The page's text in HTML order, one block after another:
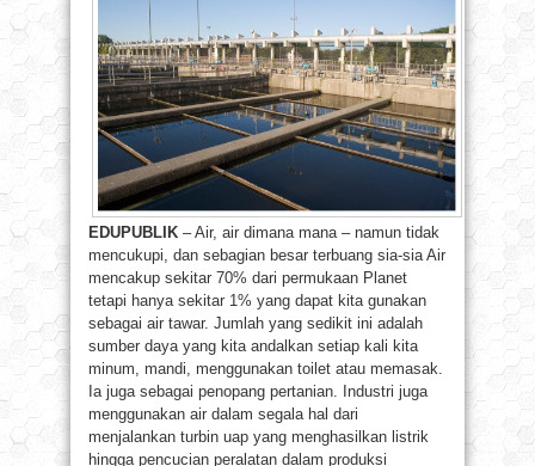
EDUPUBLIK – Air, air dimana mana – namun tidak
mencukupi, dan sebagian besar terbuang sia-sia Air
mencakup sekitar 70% dari permukaan Planet
tetapi hanya sekitar 1% yang dapat kita gunakan
sebagai air tawar. Jumlah yang sedikit ini adalah
sumber daya yang kita andalkan setiap kali kita
minum, mandi, menggunakan toilet atau memasak.
Ia juga sebagai penopang pertanian. Industri juga
menggunakan air dalam segala hal dari
menjalankan turbin uap yang menghasilkan listrik
hingga pencucian peralatan dalam produksi